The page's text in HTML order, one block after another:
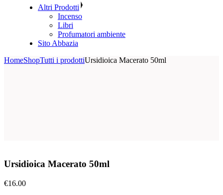
Altri Prodotti
Incenso
Libri
Profumatori ambiente
Sito Abbazia
HomeShopTutti i prodottiUrsidioica Macerato 50ml
Ursidioica Macerato 50ml
€16.00